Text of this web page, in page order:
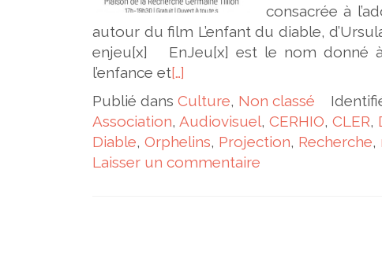
consacrée à
autour du film L’enfant du diable,
enjeu[x] EnJeu[x] est le nom donné
l’enfance et[…]
Publié dans Culture, Non classé
Association, Audiovisuel, CERHIO, CLER,
Diable, Orphelins, Projection, Recherche,
Laisser un commentaire